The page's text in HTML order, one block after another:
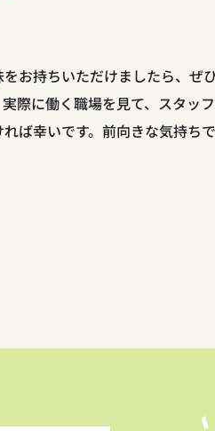
お持ちいただけましたら、ぜ
際に働く職場を見て、スタッ
ば幸いです。前向きな気持ち